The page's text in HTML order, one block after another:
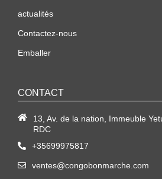
actualités
Contactez-nous
Emballer
CONTACT
13, Av. de la nation, Immeuble
RDC
+35699975817
ventes@congobonmarche.com